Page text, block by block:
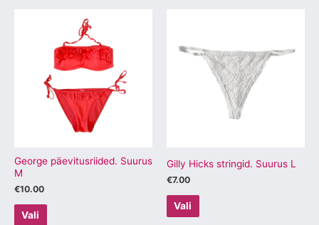
George päevitusriided. Suurus
M
€10.00
Vali
on
mitu
varianti.
Valikuid
tootelehel.
Gilly Hicks stringid. Suurus L
€7.00
Vali
on
mitu
varianti.
Valikuid
tootelehel.